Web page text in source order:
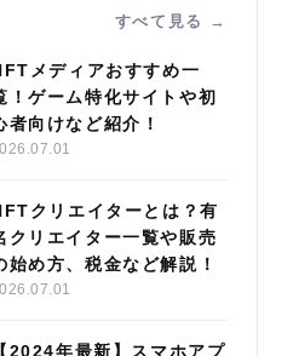
すべて見る
メディアおすすめ一
！ゲーム特化サイトや初
者向けなど紹介！
クリエイターとは？有
クリエイター一覧や販売
始め方、税金など解説！
【2024年最新】スマホアプ